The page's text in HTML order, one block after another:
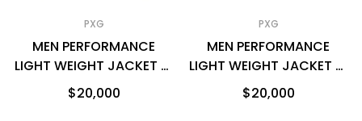
PXG
MEN PERFORMANCE
LIGHT WEIGHT JACKET 男
士 防風運動外套
$20,000
PXG
MEN PERFORMANCE
LIGHT WEIGHT JACKET 男
士 防風運動外套
$20,000